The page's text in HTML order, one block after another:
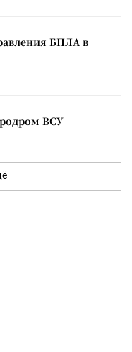
БПЛА в
ВСУ